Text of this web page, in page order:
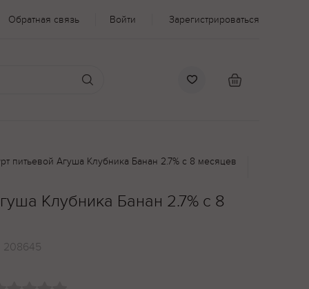
Обратная связь Войти Зарегистрироваться
питьевой Агуша Клубника Банан 2.7% с 8 месяцев
Клубника Банан 2.7% с 8
208645